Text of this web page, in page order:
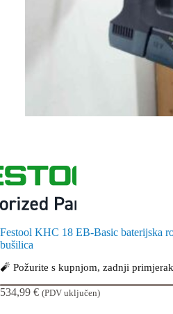
Festool KHC 18 EB-Basic baterijska
bušilica
🧨 Požurite s kupnjom, zadnji
534,99 € (PDV uključen)